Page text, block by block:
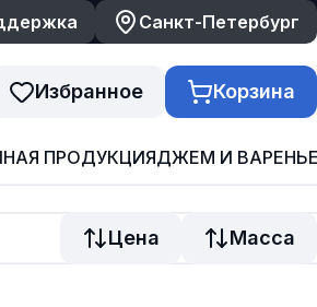
Санкт-Петербург
Избранное Корзина
ПРОДУКЦИЯДЖЕМ И
Цена Масса